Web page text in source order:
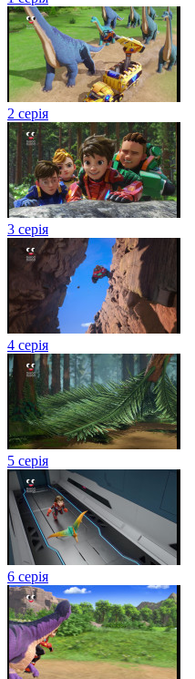
2 серія
3 серія
4 серія
5 серія
6 серія